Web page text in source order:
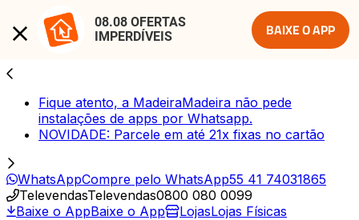
08.08 OFERTAS
IMPERDÍVEIS
BAIXE O APP
Fique atento, a MadeiraMadeira não pede
instalações de apps por Whatsapp.
NOVIDADE: Parcele em até 21x fixas no cartão
WhatsAppCompre pelo WhatsApp55 41 74031865
TelevendasTelevendas0800 080 0099
Baixe o AppBaixe o App LojasLojas Físicas